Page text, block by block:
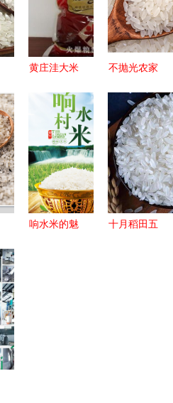
黄庄洼大米
田园馈赠
不抛光农家
丝苗米，南
方长粒香的
天然之选
响水米的魅
十月稻田五